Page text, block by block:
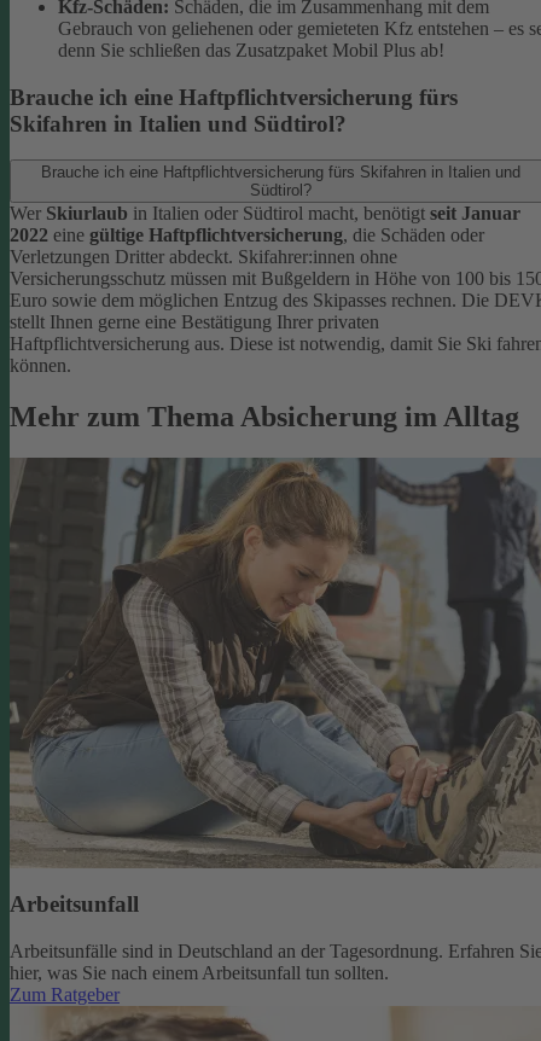
Kfz-Schäden: Schäden, die im Zusammenhang mit dem
Gebrauch von geliehenen oder gemieteten Kfz entstehen – es
denn Sie schließen das Zusatzpaket Mobil Plus ab!
Brauche ich eine Haftpflichtversicherung fürs
Skifahren in Italien und Südtirol?
Brauche ich eine Haftpflichtversicherung fürs Skifahren in Italien und
Südtirol?
Wer Skiurlaub in Italien oder Südtirol macht, benötigt seit Januar
2022 eine gültige Haftpflichtversicherung, die Schäden oder
Verletzungen Dritter abdeckt. Skifahrer:innen ohne
Versicherungsschutz müssen mit Bußgeldern in Höhe von 100 bis
Euro sowie dem möglichen Entzug des Skipasses rechnen. Die
stellt Ihnen gerne eine Bestätigung Ihrer privaten
Haftpflichtversicherung aus. Diese ist notwendig, damit Sie Ski
können.
Mehr zum Thema Absicherung im Alltag
Arbeitsunfall
Arbeitsunfälle sind in Deutschland an der Tagesordnung. Erfahren
hier, was Sie nach einem Arbeitsunfall tun sollten.
Zum Ratgeber